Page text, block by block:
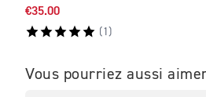
€35.00
( 1 )
Vous pourriez aussi